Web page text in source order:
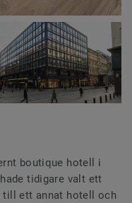
boutique hotell i
tidigare valt ett
till ett annat hotell och